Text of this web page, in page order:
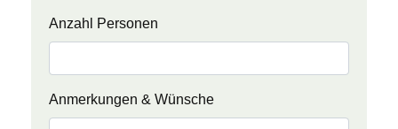
Anzahl Personen
Anmerkungen & Wünsche